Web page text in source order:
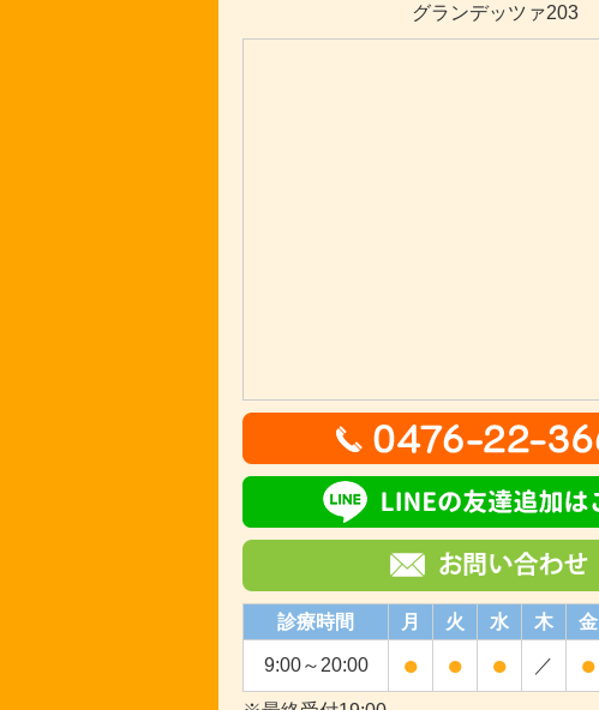
グランデッツァ203
診療時間 月 火 水 木 金
9:00～20:00 ● ● ● ／ ●